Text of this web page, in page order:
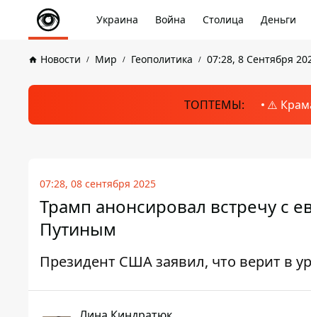
Украина Война Столица Деньги
Новости Мир Геополитика 07:28, 8 Сентября
ТОПТЕМЫ: ⚠️
07:28, 08 сентября 2025
Трамп анонсировал встречу с
Путиным
Президент США заявил, что верит в